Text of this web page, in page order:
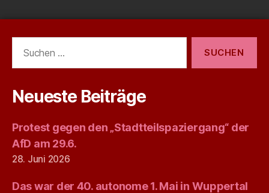
nach:
Neueste Beiträge
Protest gegen den „Stadtteilspaziergang“ der
AfD am 29.6.
28. Juni 2026
Das war der 40. autonome 1. Mai in Wuppertal